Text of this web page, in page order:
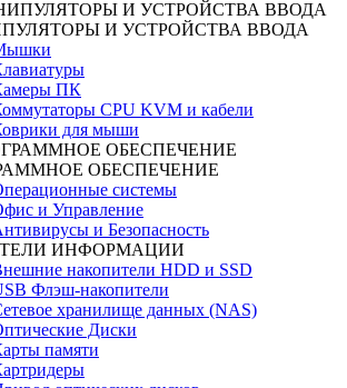
И УСТРОЙСТВА ВВОДА
ПК
CPU KVM и кабели
для мыши
ОБЕСПЕЧЕНИЕ
системы
и Управление
и Безопасность
ИНФОРМАЦИИ
накопители HDD и SSD
Флэш-накопители
хранилище данных (NAS)
Диски
памяти